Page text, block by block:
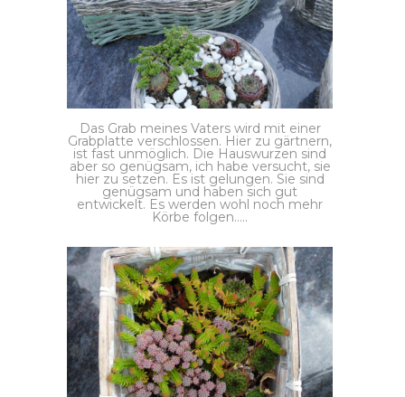
Das Grab meines Vaters wird mit einer
Grabplatte verschlossen. Hier zu gärtnern,
ist fast unmöglich. Die Hauswurzen sind
aber so genügsam, ich habe versucht, sie
hier zu setzen. Es ist gelungen. Sie sind
genügsam und haben sich gut
entwickelt. Es werden wohl noch mehr
Körbe folgen…..